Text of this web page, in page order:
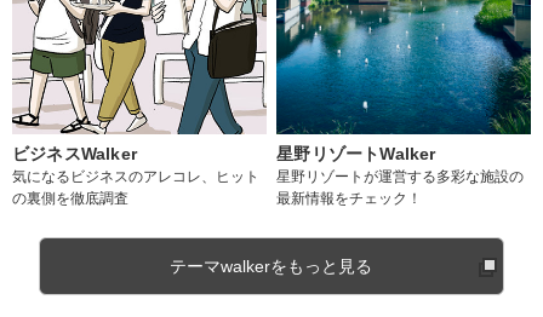
ビジネスWalker
気になるビジネスのアレコレ、ヒット
の裏側を徹底調査
星野リゾートWalker
星野リゾートが運営する多彩な施設の
最新情報をチェック！
テーマwalkerをもっと見る